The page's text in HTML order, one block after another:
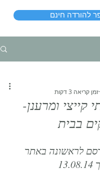
להורדה חינם
קייצי ומרענן-
בבית
זמן קריאה 3 דקות
לראשונה באתר